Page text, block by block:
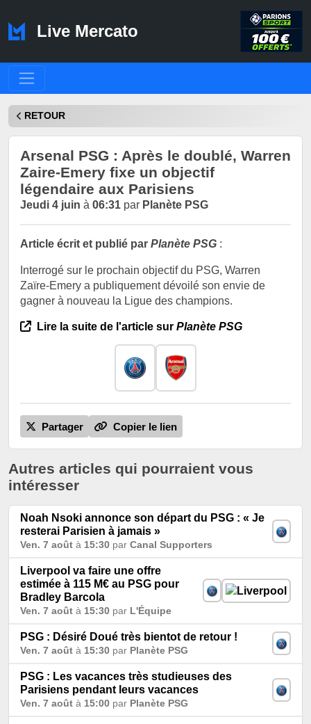
Live Mercato
RETOUR
Arsenal PSG : Après le doublé, Warren
Zaire-Emery fixe un objectif
légendaire aux Parisiens
Jeudi 4 juin à 06:31 par Planète PSG
Article écrit et publié par Planète PSG :
Interrogé sur le prochain objectif du PSG, Warren
Zaïre-Emery a publiquement dévoilé son envie de
gagner à nouveau la Ligue des champions.
Lire la suite de l'article sur Planète PSG
Partager Copier le lien
Autres articles qui pourraient vous
intéresser
Noah Nsoki annonce son départ du PSG : « Je
resterai Parisien à jamais »
Ven. 7 août à 15:30 par Canal Supporters
Liverpool va faire une offre
estimée à 115 M€ au PSG pour
Bradley Barcola
Ven. 7 août à 15:30 par L'Équipe
PSG : Désiré Doué très bientot de retour !
Ven. 7 août à 15:30 par Planète PSG
PSG : Les vacances très studieuses des
Parisiens pendant leurs vacances
Ven. 7 août à 15:00 par Planète PSG